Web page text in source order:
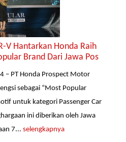
V Hantarkan Honda Raih
Brand Dari Jawa Pos
– PT Honda Prospect Motor
sebagai “Most Popular
untuk kategori Passenger Car
ini diberikan oleh Jawa
7...selengkapnya